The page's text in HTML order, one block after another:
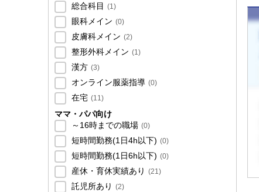
総合科目 (1)
眼科メイン (0)
皮膚科メイン (2)
整形外科メイン (1)
漢方 (3)
オンライン服薬指導 (0)
在宅 (11)
ママ・パパ向け
～16時までの職場 (0)
短時間勤務(1日4h以下) (0)
短時間勤務(1日6h以下) (0)
産休・育休実績あり (21)
託児所あり (2)